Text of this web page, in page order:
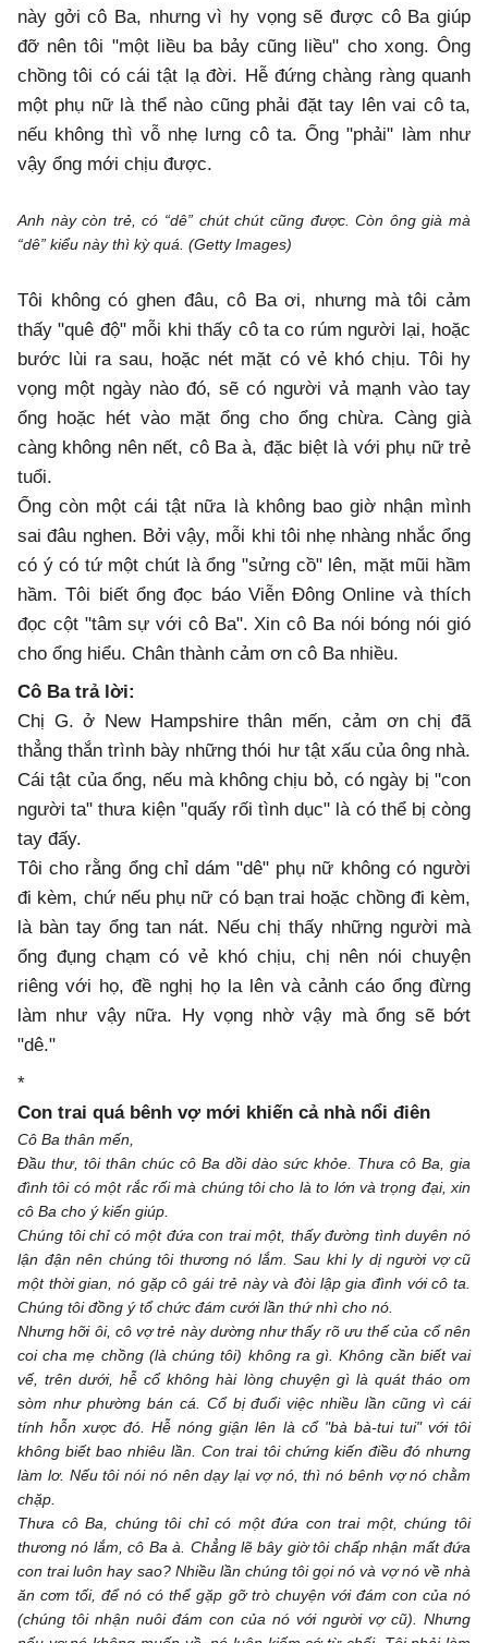
này gởi cô Ba, nhưng vì hy vọng sẽ được cô Ba giúp
đỡ nên tôi "một liều ba bảy cũng liều" cho xong. Ông
chồng tôi có cái tật lạ đời. Hễ đứng chàng ràng quanh
một phụ nữ là thể nào cũng phải đặt tay lên vai cô ta,
nếu không thì vỗ nhẹ lưng cô ta. Ổng "phải" làm như
vậy ổng mới chịu được.
Anh này còn trẻ, có “dê” chút chút cũng được. Còn ông già mà
“dê” kiểu này thì kỳ quá. (Getty Images)
Tôi không có ghen đâu, cô Ba ơi, nhưng mà tôi cảm
thấy "quê độ" mỗi khi thấy cô ta co rúm người lại, hoặc
bước lùi ra sau, hoặc nét mặt có vẻ khó chịu. Tôi hy
vọng một ngày nào đó, sẽ có người vả mạnh vào tay
ổng hoặc hét vào mặt ổng cho ổng chừa. Càng già
càng không nên nết, cô Ba à, đặc biệt là với phụ nữ trẻ
tuổi.
Ổng còn một cái tật nữa là không bao giờ nhận mình
sai đâu nghen. Bởi vậy, mỗi khi tôi nhẹ nhàng nhắc ổng
có ý có tứ một chút là ổng "sửng cồ" lên, mặt mũi hầm
hầm. Tôi biết ổng đọc báo Viễn Đông Online và thích
đọc cột "tâm sự với cô Ba". Xin cô Ba nói bóng nói gió
cho ổng hiểu. Chân thành cảm ơn cô Ba nhiều.
Cô Ba trả lời:
Chị G. ở New Hampshire thân mến, cảm ơn chị đã
thẳng thắn trình bày những thói hư tật xấu của ông nhà.
Cái tật của ổng, nếu mà không chịu bỏ, có ngày bị "con
người ta" thưa kiện "quấy rối tình dục" là có thể bị còng
tay đấy.
Tôi cho rằng ổng chỉ dám "dê" phụ nữ không có người
đi kèm, chứ nếu phụ nữ có bạn trai hoặc chồng đi kèm,
là bàn tay ổng tan nát. Nếu chị thấy những người mà
ổng đụng chạm có vẻ khó chịu, chị nên nói chuyện
riêng với họ, đề nghị họ la lên và cảnh cáo ổng đừng
làm như vậy nữa. Hy vọng nhờ vậy mà ổng sẽ bớt
"dê."
*
Con trai quá bênh vợ mới khiến cả nhà nổi điên
Cô Ba thân mến,
Đầu thư, tôi thân chúc cô Ba dồi dào sức khỏe. Thưa cô Ba, gia
đình tôi có một rắc rối mà chúng tôi cho là to lớn và trọng đại, xin
cô Ba cho ý kiến giúp.
Chúng tôi chỉ có một đứa con trai một, thấy đường tình duyên nó
lận đận nên chúng tôi thương nó lắm. Sau khi ly dị người vợ cũ
một thời gian, nó gặp cô gái trẻ này và đòi lập gia đình với cô ta.
Chúng tôi đồng ý tổ chức đám cưới lần thứ nhì cho nó.
Nhưng hỡi ôi, cô vợ trẻ này dường như thấy rõ ưu thế của cổ nên
coi cha mẹ chồng (là chúng tôi) không ra gì. Không cần biết vai
vế, trên dưới, hễ cổ không hài lòng chuyện gì là quát tháo om
sòm như phường bán cá. Cổ bị đuổi việc nhiều lần cũng vì cái
tính hỗn xược đó. Hễ nóng giận lên là cổ "bà bà-tui tui" với tôi
không biết bao nhiêu lần. Con trai tôi chứng kiến điều đó nhưng
làm lơ. Nếu tôi nói nó nên dạy lại vợ nó, thì nó bênh vợ nó chằm
chặp.
Thưa cô Ba, chúng tôi chỉ có một đứa con trai một, chúng tôi
thương nó lắm, cô Ba à. Chẳng lẽ bây giờ tôi chấp nhận mất đứa
con trai luôn hay sao? Nhiều lần chúng tôi gọi nó và vợ nó về nhà
ăn cơm tối, để nó có thể gặp gỡ trò chuyện với đám con của nó
(chúng tôi nhận nuôi đám con của nó với người vợ cũ). Nhưng